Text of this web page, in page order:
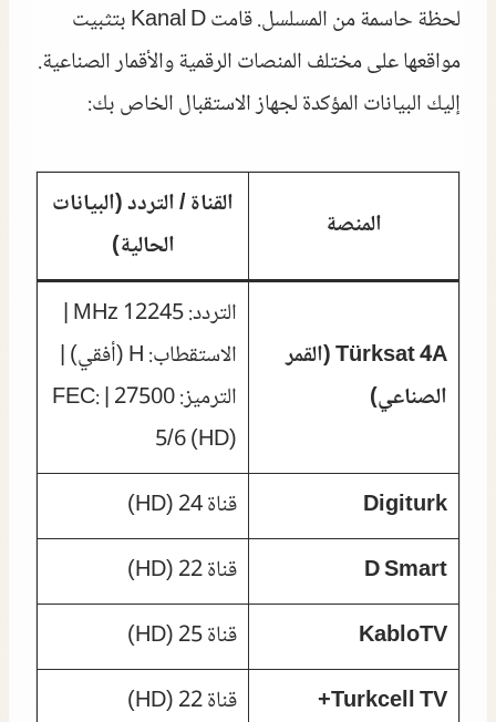
لحظة حاسمة من المسلسل. قامت Kanal D بتثبيت
مواقعها على مختلف المنصات الرقمية والأقمار الصناعية.
إليك البيانات المؤكدة لجهاز الاستقبال الخاص بك:
المنصة
القناة / التردد (البيانات
الحالية)
Türksat 4A (القمر
الصناعي)
التردد: 12245 MHz |
الاستقطاب: H (أفقي) |
الترميز: 27500 | FEC:
5/6 (HD)
Digiturk
قناة 24 (HD)
D Smart
قناة 22 (HD)
KabloTV
قناة 25 (HD)
Turkcell TV+
قناة 22 (HD)